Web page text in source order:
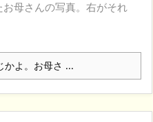
母さんの写真。右がそれ
かよ。お母さ ...